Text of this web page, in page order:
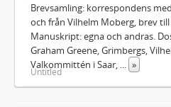
Brevsamling: korrespondens
och från Vilhelm Moberg, brev till
Manuskript: egna och andras.
Graham Greene, Grimbergs,
Valkommittén i Saar,
»
Untitled